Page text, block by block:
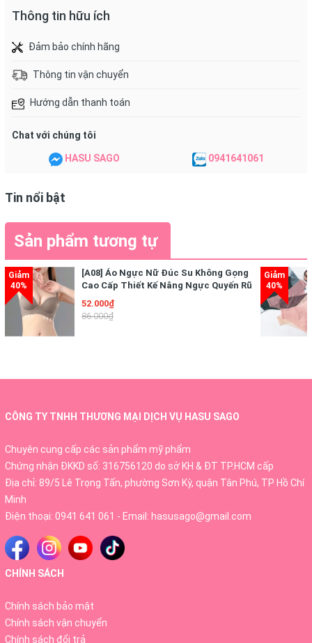
da sau một đêm dài.
Cosrx Good Morning
khô căng hay khó chịu vào buổi sáng.
dụng làm sáng và dưỡng ẩm cho da.
- Tea Tree Leaf Oil (Tinh Dầu Lá Tràm Trà):có tác
dụng khử trùng, làm dịu da, ngăn ngừa mụn và làm
sạch rất tốt.
- Betaine Salicylate:
bào chết.
- Cocamidpropyl Betaine:
Thông tin hữu ích
Đảm bảo chính hãng
Thông tin vận chuyển
Hướng dẫn thanh toán
Chat với chúng tôi
HASU SAGO 0941641061
Tin nổi bật
Sản phẩm tương tự
[A08] Áo Ngực Nữ Đúc Su Không Gọng
Cao Cấp Thiết Kế Nâng Ngực Quyến Rũ
Điệu Đà
52.000₫
86.000₫
CÔNG TY TNHH THƯƠNG MẠI DỊCH VỤ HASU SAGO
Chuyên cung cấp các sản phẩm mỹ phẩm
Chứng nhận ĐKKD số: 316756120 do sở KH & ĐT TP.HCM cấp
Địa chỉ: 89/5 Lê Trọng Tấn, phường Sơn Kỳ, quận Tân Phú, TP Hồ Chí
Minh
Điện thoại: 0941 641 061 - Email: hasusago@gmail.com
CHÍNH SÁCH
Chính sách bảo mật
Chính sách vận chuyển
Chính sách đổi trả